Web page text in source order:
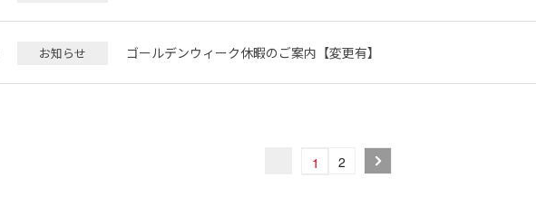
お知らせ ゴールデンウィーク休暇のご案内【変更有】
1 2